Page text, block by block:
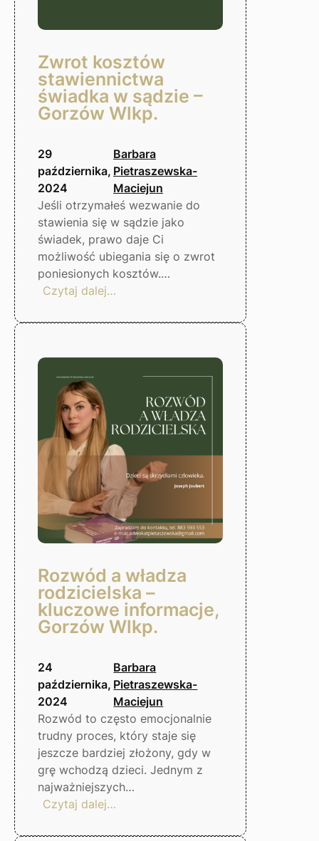
Zwrot kosztów
stawiennictwa
świadka w sądzie –
Gorzów Wlkp.
29
października,
2024
Barbara
Pietraszewska-
Maciejun
Jeśli otrzymałeś wezwanie do
stawienia się w sądzie jako
świadek, prawo daje Ci
możliwość ubiegania się o zwrot
poniesionych kosztów.…
Czytaj dalej…
kosztów
świadka
Gorzów
Wlkp.
Rozwód a władza
rodzicielska –
kluczowe informacje,
Gorzów Wlkp.
24
października,
2024
Barbara
Pietraszewska-
Maciejun
Rozwód to często emocjonalnie
trudny proces, który staje się
jeszcze bardziej złożony, gdy w
grę wchodzą dzieci. Jednym z
najważniejszych…
Czytaj dalej…
a